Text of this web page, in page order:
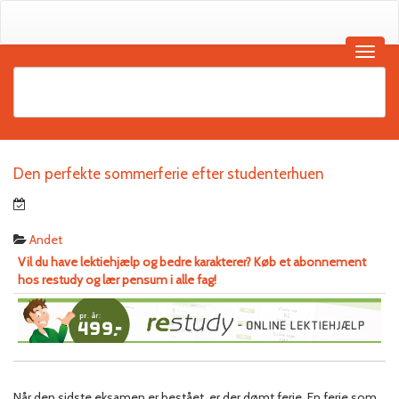
Den perfekte sommerferie efter studenterhuen
Andet
Vil du have lektiehjælp og bedre karakterer? Køb et abonnement
hos restudy og lær pensum i alle fag!